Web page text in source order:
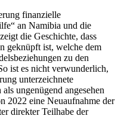
finanzielle
an Namibia und die
die Geschichte, dass
geknüpft ist, welche dem
zu den
ist es nicht verwunderlich,
unterzeichnete
ungenügend angesehen
2022 eine Neuaufnahme der
direkter Teilhabe der